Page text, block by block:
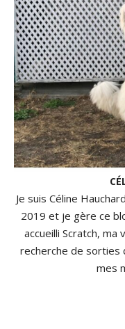
Je suis Céline
2019 et je gère ce
accueilli Scratch, ma
recherche de sorties
mes